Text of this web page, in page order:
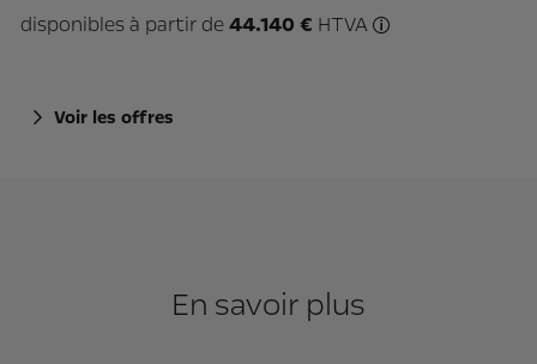
disponibles à partir de44.140 € HTVA
Voir les offres
En savoir plus